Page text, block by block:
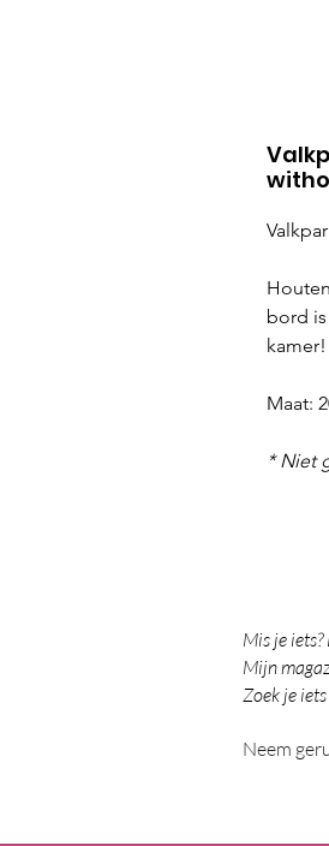
bord
kamer!
Maat:
* Niet
Mis je
Mijn
Zoek je
Neem